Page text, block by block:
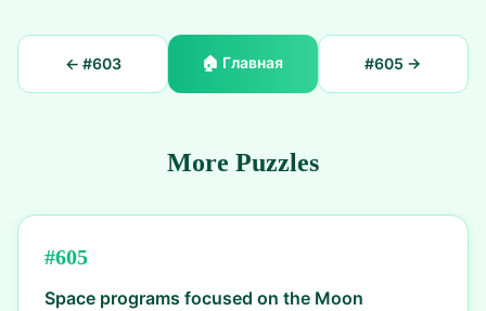
← #603 🏠 Главная #605 →
More Puzzles
#605
Space programs focused on the Moon